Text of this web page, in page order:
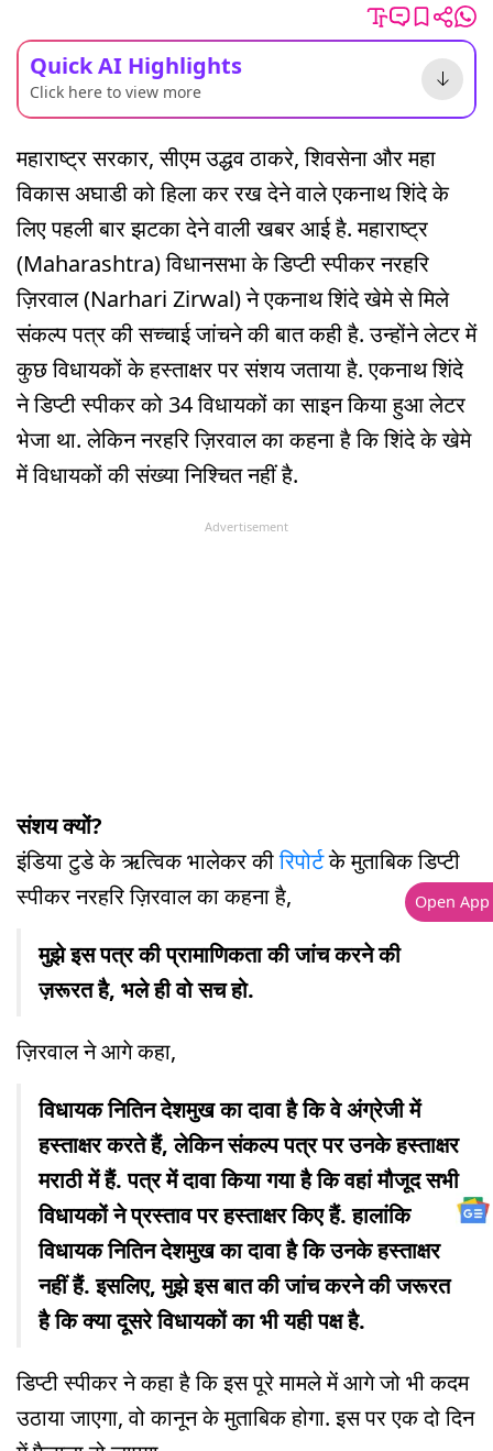
Quick AI Highlights
Click here to view more
महाराष्ट्र सरकार, सीएम उद्धव ठाकरे, शिवसेना और महा
विकास अघाडी को हिला कर रख देने वाले एकनाथ शिंदे के
लिए पहली बार झटका देने वाली खबर आई है. महाराष्ट्र
(Maharashtra) विधानसभा के डिप्टी स्पीकर नरहरि
ज़िरवाल (Narhari Zirwal) ने एकनाथ शिंदे खेमे से मिले
संकल्प पत्र की सच्चाई जांचने की बात कही है. उन्होंने लेटर में
कुछ विधायकों के हस्ताक्षर पर संशय जताया है. एकनाथ शिंदे
ने डिप्टी स्पीकर को 34 विधायकों का साइन किया हुआ लेटर
भेजा था. लेकिन नरहरि ज़िरवाल का कहना है कि शिंदे के खेमे
में विधायकों की संख्या निश्चित नहीं है.
Advertisement
संशय क्यों?
इंडिया टुडे के ऋत्विक भालेकर कीरिपोर्टके मुताबिक डिप्टी
स्पीकर नरहरि ज़िरवाल का कहना है,
मुझे इस पत्र की प्रामाणिकता की जांच करने की
ज़रूरत है, भले ही वो सच हो.
ज़िरवाल ने आगे कहा,
विधायक नितिन देशमुख का दावा है कि वे अंग्रेजी में
हस्ताक्षर करते हैं, लेकिन संकल्प पत्र पर उनके हस्ताक्षर
मराठी में हैं. पत्र में दावा किया गया है कि वहां मौजूद सभी
विधायकों ने प्रस्ताव पर हस्ताक्षर किए हैं. हालांकि
विधायक नितिन देशमुख का दावा है कि उनके हस्ताक्षर
नहीं हैं. इसलिए, मुझे इस बात की जांच करने की जरूरत
है कि क्या दूसरे विधायकों का भी यही पक्ष है.
डिप्टी स्पीकर ने कहा है कि इस पूरे मामले में आगे जो भी कदम
उठाया जाएगा, वो कानून के मुताबिक होगा. इस पर एक दो दिन
Open App